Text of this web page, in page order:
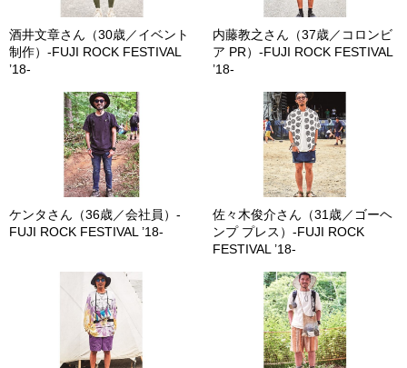
酒井文章さん（30歳／イベント
制作）-FUJI ROCK FESTIVAL
’18-
内藤教之さん（37歳／コロンビ
ア PR）-FUJI ROCK FESTIVAL
’18-
ケンタさん（36歳／会社員）-
FUJI ROCK FESTIVAL ’18-
佐々木俊介さん（31歳／ゴーヘ
ンプ プレス）-FUJI ROCK
FESTIVAL ’18-